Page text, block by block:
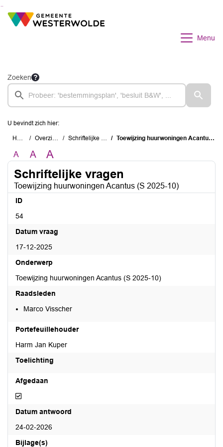
Ga naar de inhoud van deze pagina
Ga naar het zoeken
Ga naar het menu
Menu
Zoeken
U bevindt zich hier:
Home Overzichten Schriftelijke vragen Toewijzing huurwoningen Acantus (S 2025-10)
A A A
Schriftelijke vragen
Toewijzing huurwoningen Acantus (S 2025-10)
ID
54
Datum vraag
17-12-2025
Onderwerp
Toewijzing huurwoningen Acantus (S 2025-10)
Raadsleden
Marco Visscher
Portefeuillehouder
Harm Jan Kuper
Toelichting
Afgedaan
Afgedaan
Datum antwoord
24-02-2026
Bijlage(s)